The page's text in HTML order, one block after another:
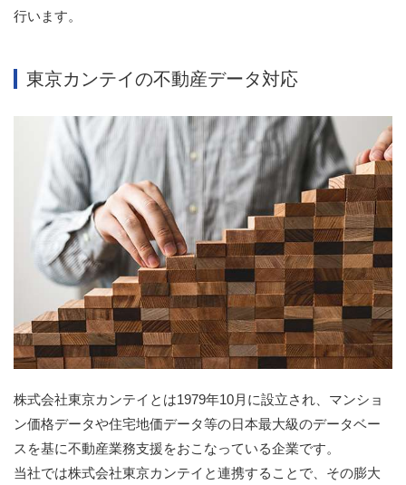
行います。
東京カンテイの不動産データ対応
株式会社東京カンテイとは1979年10月に設立され、マンショ
ン価格データや住宅地価データ等の日本最大級のデータベー
スを基に不動産業務支援をおこなっている企業です。
当社では株式会社東京カンテイと連携することで、その膨大